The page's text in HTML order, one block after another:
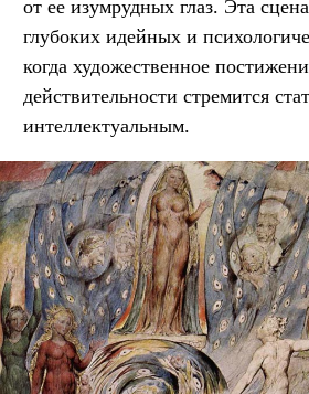
от ее изумрудных глаз. Эта
глубоких идейных и
когда художественное
действительности стремится
интеллектуальным.